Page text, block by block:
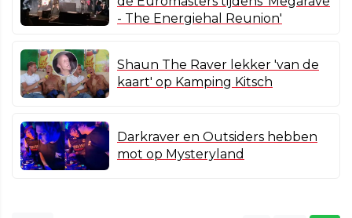
- The Energiehal Reunion'
Shaun The Raver lekker 'van de
kaart' op Kamping Kitsch
Darkraver en Outsiders hebben
mot op Mysteryland